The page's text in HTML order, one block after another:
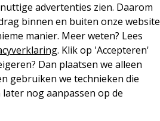
advertenties zien. Daarom
binnen en buiten onze website
manier. Meer weten? Lees
. Klik op 'Accepteren'
Dan plaatsen we alleen
gebruiken we technieken die
nog aanpassen op de